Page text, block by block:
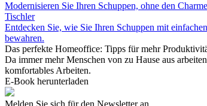
Modernisieren Sie Ihren Schuppen, ohne den
Tischler
Entdecken Sie, wie Sie Ihren Schuppen mit
bewahren.
Das perfekte Homeoffice: Tipps für mehr
Da immer mehr Menschen von zu Hause aus
komfortables Arbeiten.
E-Book herunterladen